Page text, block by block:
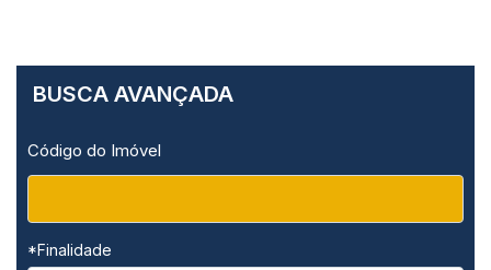
BUSCA AVANÇADA
Código do Imóvel
*Finalidade